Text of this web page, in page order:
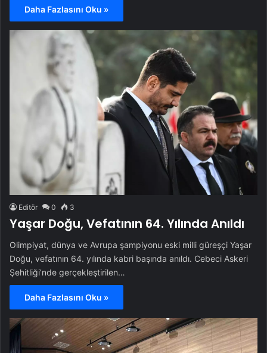
Daha Fazlasını Oku »
Editör 0 3
Yaşar Doğu, Vefatının 64. Yılında Anıldı
Olimpiyat, dünya ve Avrupa şampiyonu eski milli güreşçi Yaşar
Doğu, vefatının 64. yılında kabri başında anıldı. Cebeci Askeri
Şehitliği’nde gerçekleştirilen…
Daha Fazlasını Oku »